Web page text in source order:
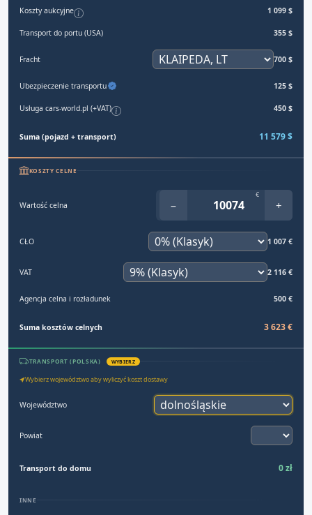
Koszty aukcyjne 1 099 $
Transport do portu (USA) 355 $
Fracht 700 $
Ubezpieczenie transportu 125 $
Usługa cars-world.pl (+VAT) 450 $
Suma (pojazd + transport) 11 579 $
KOSZTY CELNE
Wartość celna −
€
+
CŁO 1 007 €
VAT 2 116 €
Agencja celna i rozładunek 500 €
Suma kosztów celnych 3 623 €
TRANSPORT (POLSKA) WYBIERZ
Wybierz województwo aby wyliczyć koszt dostawy
Województwo
Powiat
Transport do domu 0 zł
INNE